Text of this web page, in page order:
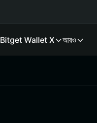
Bitget Wallet X আরও